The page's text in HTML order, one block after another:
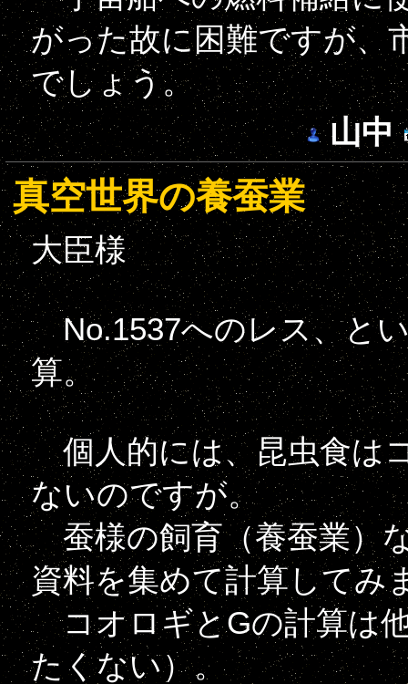
がった故に困難ですが、
でしょう。
山中
真空世界の養蚕業
大臣様
No.1537へのレス、とい
算。
個人的には、昆虫食は
ないのですが。
蚕様の飼育（養蚕業）
資料を集めて計算してみ
コオロギとGの計算は
たくない）。